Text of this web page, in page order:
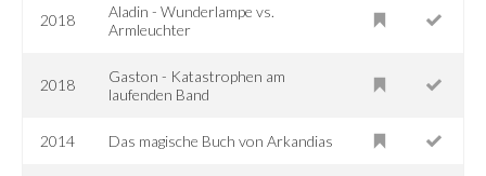
2018
Aladin - Wunderlampe vs.
Armleuchter
2018
Gaston - Katastrophen am
laufenden Band
2014 Das magische Buch von Arkandias